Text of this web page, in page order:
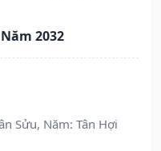
2032
Sửu, Năm: Tân Hợi